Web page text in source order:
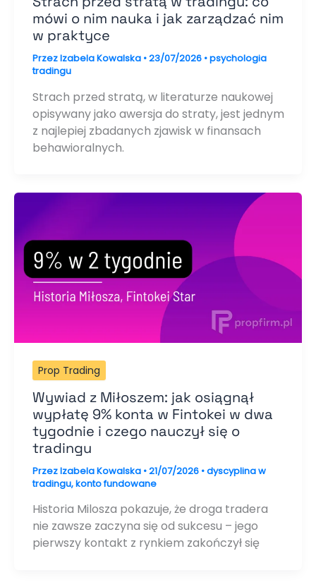
mówi o nim nauka i jak zarządzać nim
w praktyce
PrzezIzabela Kowalska •23/07/2026 •psychologia
tradingu
Strach przed stratą, w literaturze naukowej
opisywany jako awersja do straty, jest jednym
z najlepiej zbadanych zjawisk w finansach
behawioralnych.
Prop Trading
Wywiad z Miłoszem: jak osiągnął
wypłatę 9% konta w Fintokei w dwa
tygodnie i czego nauczył się o
tradingu
PrzezIzabela Kowalska •21/07/2026 •dyscyplina w
tradingu,konto fundowane
Historia Milosza pokazuje, że droga tradera
nie zawsze zaczyna się od sukcesu – jego
pierwszy kontakt z rynkiem zakończył się